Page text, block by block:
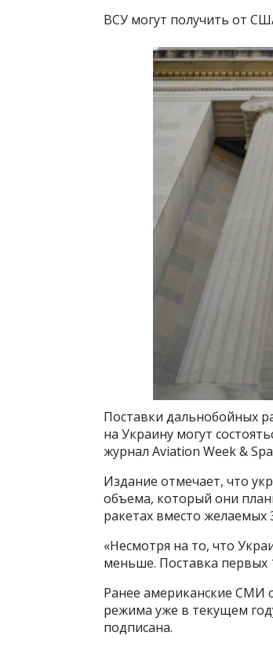
ВСУ могут получить от
Поставки дальнобойных
на Украину могут
журнал Aviation Week &
Издание отмечает, что
объема, который они
ракетах вместо желаемых
«Несмотря на то, что
меньше. Поставка первых
Ранее американские СМИ
режима уже в текущем
подписана.